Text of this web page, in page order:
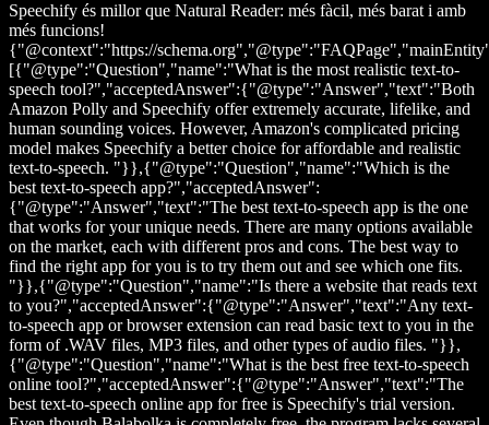
Speechify és millor que Natural Reader: més fàcil, més barat i amb
més funcions!
{"@context":"https://
[{"@type":"Question","name":"What is the most realistic text-to-
speech tool?","acceptedAnswer":{"@type":"Answer","text":"Both
Amazon Polly and Speechify offer extremely accurate, lifelike, and
human sounding voices. However, Amazon's complicated pricing
model makes Speechify a better choice for affordable and realistic
text-to-speech. "}},{"@type":"Question","name":"Which is the
best text-to-speech app?","acceptedAnswer":
{"@type":"Answer","text":"The best text-to-speech app is the one
that works for your unique needs. There are many options available
on the market, each with different pros and cons. The best way to
find the right app for you is to try them out and see which one fits.
"}},{"@type":"Question","name":"Is there a website that reads text
to you?","acceptedAnswer":{"@type":"Answer","text":"Any text-
to-speech app or browser extension can read basic text to you in the
form of .WAV files, MP3 files, and other types of audio files. "}},
{"@type":"Question","name":"What is the best free text-to-speech
online tool?","acceptedAnswer":{"@type":"Answer","text":"The
best text-to-speech online app for free is Speechify's trial version.